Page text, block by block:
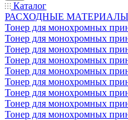
Каталог
РАСХОДНЫЕ МАТЕРИАЛЫ
Тонер для монохромных
Тонер для монохромных
Тонер для монохромных
Тонер для монохромных
Тонер для монохромных
Тонер для монохромных
Тонер для монохромных
Тонер для монохромных
Тонер для монохромных